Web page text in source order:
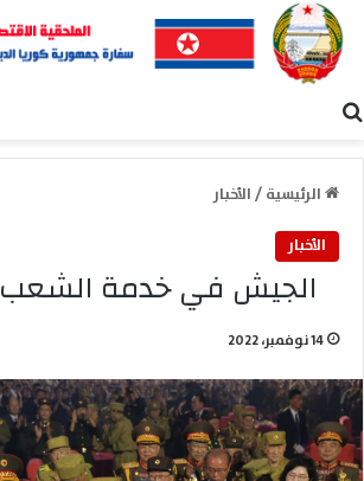
الرئيسية/الأخبار
الأخبار
الجيش في خدمة الشعب
14 نوفمبر، 2022